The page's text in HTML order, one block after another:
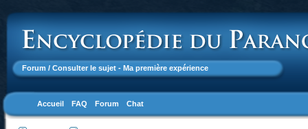
Forum / Consulter le sujet - Ma première expérience
Accueil FAQ Forum Chat